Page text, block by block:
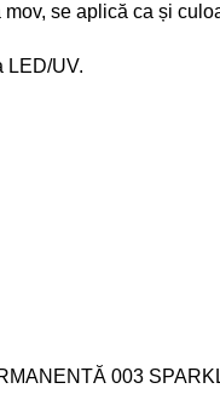
se aplică ca și
LED/UV.
003